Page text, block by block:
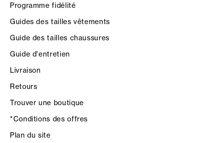
Programme fidélité
Guides des tailles vêtements
Guide des tailles chaussures
Guide d'entretien
Livraison
Retours
Trouver une boutique
*Conditions des offres
Plan du site